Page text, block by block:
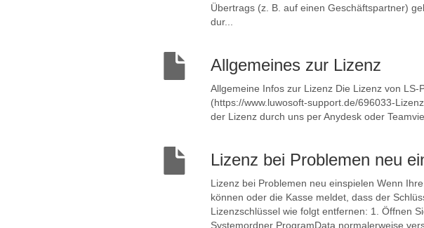
Übertrags (z. B. auf einen Geschäftspartner)
dur...
Allgemeines zur Lizenz
Allgemeine Infos zur Lizenz Die Lizenz von
(https://www.luwosoft-support.de/696033-
der Lizenz durch uns per Anydesk oder
Lizenz bei Problemen neu
Lizenz bei Problemen neu einspielen Wenn
können oder die Kasse meldet, dass der
Lizenzschlüssel wie folgt entfernen: 1. Öffnen
Systemordner ProgramData normalerweise